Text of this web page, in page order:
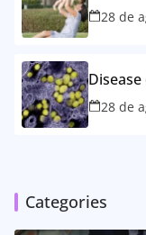
28 de
28 de
Categories